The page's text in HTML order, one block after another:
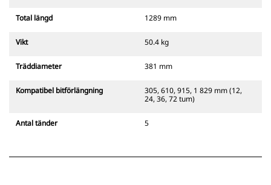
Total längd 1289 mm
Vikt 50.4 kg
Träddiameter 381 mm
Kompatibel bitförlängning
305, 610, 915, 1 829 mm (12,
24, 36, 72 tum)
Antal tänder 5